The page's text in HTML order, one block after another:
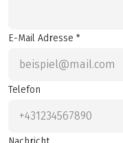
E-Mail Adresse *
Telefon